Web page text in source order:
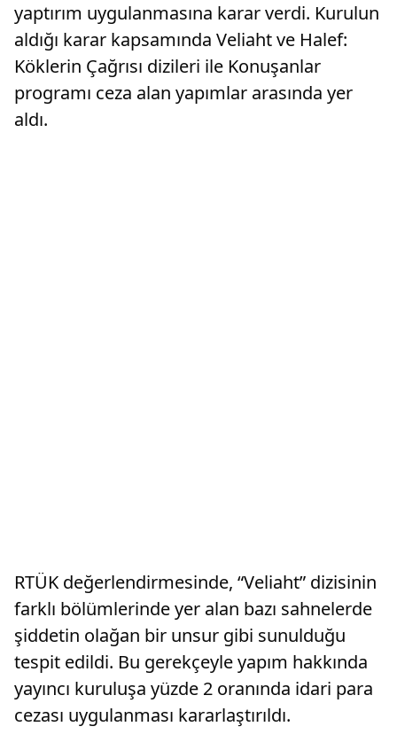
yaptırım uygulanmasına karar verdi. Kurulun
aldığı karar kapsamında Veliaht ve Halef:
Köklerin Çağrısı dizileri ile Konuşanlar
programı ceza alan yapımlar arasında yer
aldı.
RTÜK değerlendirmesinde, “Veliaht” dizisinin
farklı bölümlerinde yer alan bazı sahnelerde
şiddetin olağan bir unsur gibi sunulduğu
tespit edildi. Bu gerekçeyle yapım hakkında
yayıncı kuruluşa yüzde 2 oranında idari para
cezası uygulanması kararlaştırıldı.